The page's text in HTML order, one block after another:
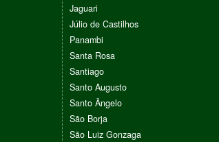
Jaguari
Júlio de Castilhos
Panambi
Santa Rosa
Santiago
Santo Augusto
Santo Ângelo
São Borja
São Luiz Gonzaga